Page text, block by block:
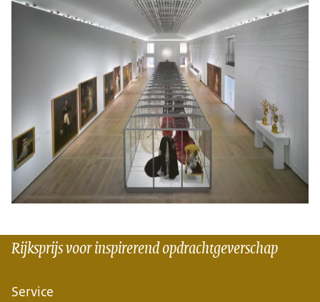
Rijksprijs voor inspirerend opdrachtgeverschap
Service